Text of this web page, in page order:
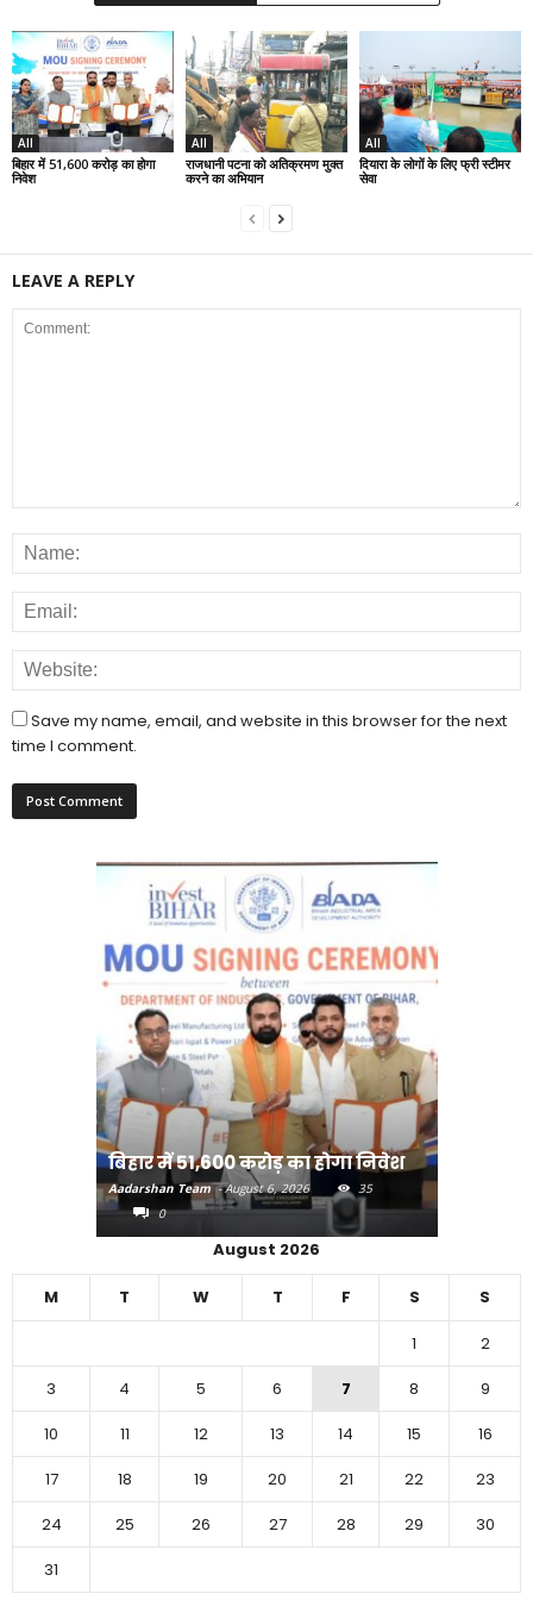
All
बिहार में 51,600 करोड़ का होगा
निवेश
All
राजधानी पटना को अतिक्रमण मुक्त
करने का अभियान
All
दियारा के लोगों के लिए फ्री स्टीमर
सेवा
LEAVE A REPLY
Save my name, email, and website in this browser for the next
time I comment.
बिहार में 51,600 करोड़ का होगा निवेश
Aadarshan Team - August 6, 2026
35
0
August 2026
M T W T F S S
1
2
3
4 5 6 7 8
9
10
11 12 13 14 15
16
17
18 19 20 21 22
23
24
25 26 27 28 29
30
31